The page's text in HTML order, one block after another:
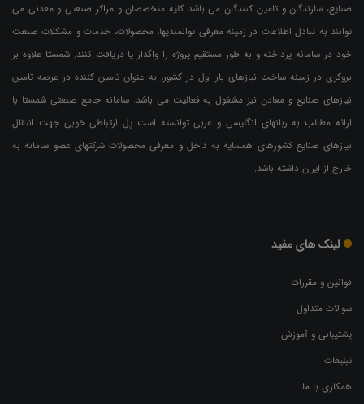
صنایع، سازندگان و تامین کنندگان می باشد کلیه متخصصان و مراکز صنعتی و معدنی می
توانند به تبادل اطلاعات در زمینه معرفی توانمندیها، محصولات، خدمات و مشکلات صنعت
خود در سامانه پرداخته و به طور مستقیم پروژه را واگذار یا دریافت کنند. شمستا علاوه بر
بروکری در زمینه ساخت نیازهای بار اول در کشور، به عنوان تامین کننده در عرصه تامین
نیازهای صنایع و معادن نیز مشغول به فعالیت می باشد. سامانه جامع صنعتی شمستا با
ارائه مطالب به زبانهای انگلیسی و عربی توانسته است پل ارتباطی خوبی جهت انتقال
نیازهای صنایع کشورهای همسایه به داخل و معرفی محصولات شرکتهای عضو سامانه به
خارج از ایران داشته باشد.
لینک های مفید
قوانین و مقررات
سوالات متداول
پشتیبانی و آموزش
تبلیغات
همکاری با ما